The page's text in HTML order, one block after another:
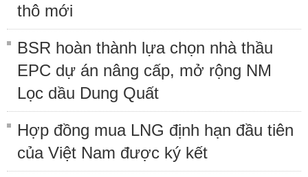
thô mới
BSR hoàn thành lựa chọn nhà thầu
EPC dự án nâng cấp, mở rộng NM
Lọc dầu Dung Quất
Hợp đồng mua LNG định hạn đầu tiên
của Việt Nam được ký kết